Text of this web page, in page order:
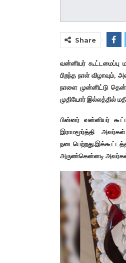
Share
வன்னியர் கூட்டமைப்பு
பிறந்த நாள் விழாவும்,
நாளை முன்னிட்டு
முதியோர் இல்லத்தில்
பின்னர் வன்னியர்
இராமமூர்த்தி
அருண்கென்னடி அவர்கள்